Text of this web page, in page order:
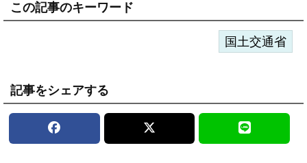
この記事のキーワード
国土交通省
記事をシェアする